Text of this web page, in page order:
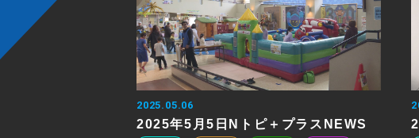
2025.05.06
2025年5月5日Nトピ＋プラスNEWS